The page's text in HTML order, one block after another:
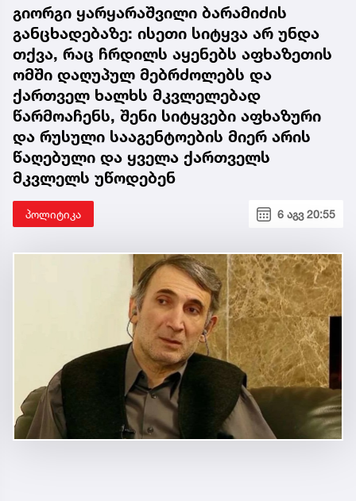
გიორგი ყარყარაშვილი ბარამიძის
განცხადებაზე: ისეთი სიტყვა არ უნდა
თქვა, რაც ჩრდილს აყენებს აფხაზეთის
ომში დაღუპულ მებრძოლებს და
ქართველ ხალხს მკვლელებად
წარმოაჩენს, შენი სიტყვები აფხაზური
და რუსული სააგენტოების მიერ არის
წაღებული და ყველა ქართველს
მკვლელს უწოდებენ
პოლიტიკა 6 აგვ 20:55